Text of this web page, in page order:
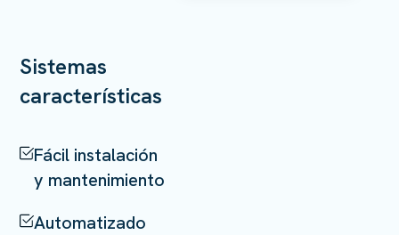
Sistemas
características
Fácil instalación
y mantenimiento
Automatizado